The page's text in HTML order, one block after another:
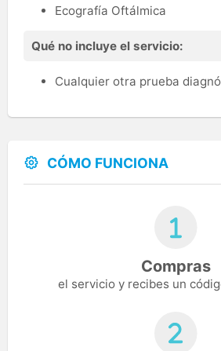
Ecografía Oftálmica
Qué no incluye el servicio:
Cualquier otra prueba
CÓMO FUNCIONA
Compras
el servicio y recibes un